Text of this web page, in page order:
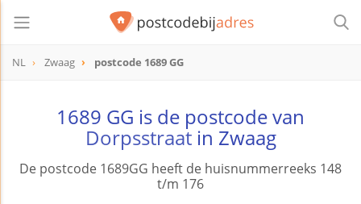
NL Zwaag postcode 1689 GG
1689 GG is de postcode van
Dorpsstraatin Zwaag
De postcode 1689GG heeft de huisnummerreeks 148
t/m 176